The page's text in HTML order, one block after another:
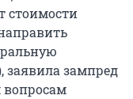
стоимости
зампред